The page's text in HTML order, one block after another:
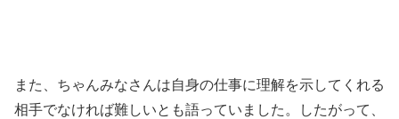
また、ちゃんみなさんは自身の仕事に理解を示してくれる
相手でなければ難しいとも語っていました。したがって、